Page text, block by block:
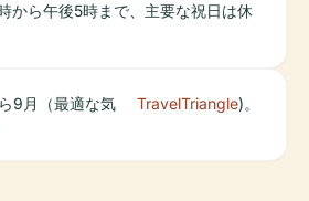
から午後5時まで、主要な祝日は休
9月（最適な気
TravelTriangle)。